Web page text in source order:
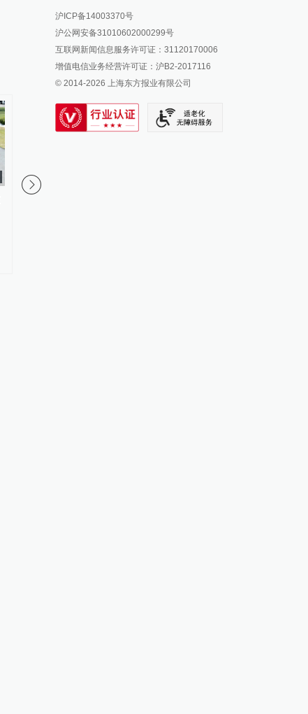
澎湃新闻公众号
澎湃新闻抖音号
派生万物开放平台
IP SHANGHAI
SIXTH TONE
报料邮箱: news@thepaper.cn
沪ICP备14003370号
沪公网安备31010602000299号
互联网新闻信息服务许可证：31120170006
增值电信业务经营许可证：沪B2-2017116
© 2014-2026 上海东方报业有限公司